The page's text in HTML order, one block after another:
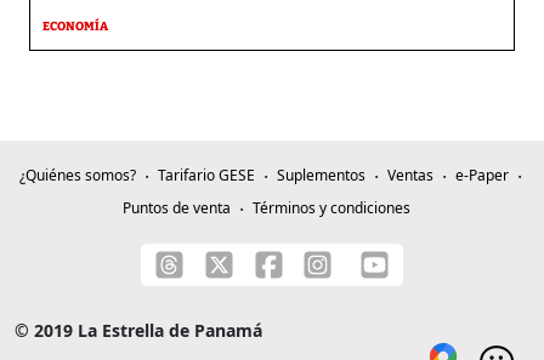
ECONOMÍA
¿Quiénes somos? Tarifario GESE Suplementos Ventas
e-Paper
Puntos de venta
Términos y condiciones
© 2019 La Estrella de Panamá